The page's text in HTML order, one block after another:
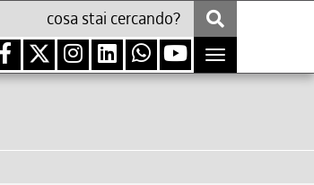
Toggle
navigation